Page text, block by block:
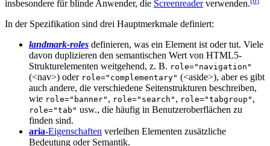
insbesondere für blinde Anwender, die Screenreaderverwenden.
In der Spezifikation sind drei Hauptmerkmale definiert:
landmark-roles definieren, was ein Element ist oder tut. Viele
davon duplizieren den semantischen Wert von HTML5-
Strukturelementen weitgehend, z. B. role="navigation"
(<nav>) oder role="complementary" (<aside>), aber es gibt
auch andere, die verschiedene Seitenstrukturen beschreiben,
wie role="banner" , role="search" , role="tabgroup" ,
role="tab" usw., die häufig in Benutzeroberflächen zu
finden sind.
aria-Eigenschaften verleihen Elementen zusätzliche
Bedeutung oder Semantik.